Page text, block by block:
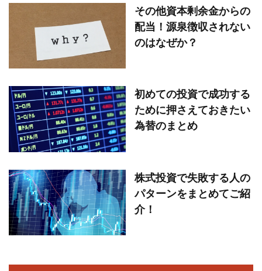
その他資本剰余金からの
配当！源泉徴収されない
のはなぜか？
初めての投資で成功する
ために押さえておきたい
為替のまとめ
株式投資で失敗する人の
パターンをまとめてご紹
介！